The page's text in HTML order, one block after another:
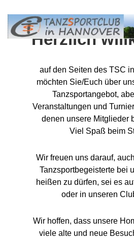
Zum
Inhalt
Herzlich
auf den Seiten des TSC
möchten Sie/Euch über
Tanzsportangebot,
Veranstaltungen und
denen unsere Mitglieder
Viel Spaß beim
Wir freuen uns darauf,
Tanzsportbegeisterte bei
heißen zu dürfen, sei es
oder in unseren
Wir hoffen, dass unsere
viele alte und neue